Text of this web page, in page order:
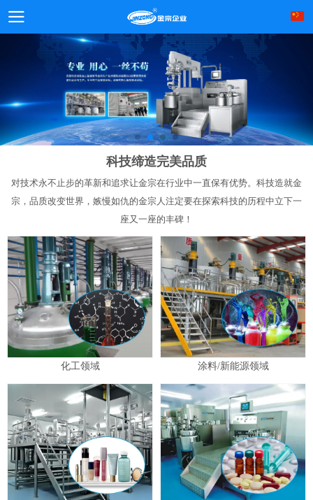
科技缔造完美品质
对技术永不止步的革新和追求让金宗在行业中一直保有优势。科技造就金
宗，品质改变世界，嫉慢如仇的金宗人注定要在探索科技的历程中立下一
座又一座的丰碑！
化工领域 涂料/新能源领域